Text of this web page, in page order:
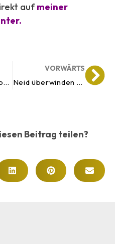
aufmeiner
Affirmationen klopfen für eindrucksvolle Ergebnisse
VORWÄRTS
Neid überwinden und das Familiensystem heilen
Beitrag teilen?